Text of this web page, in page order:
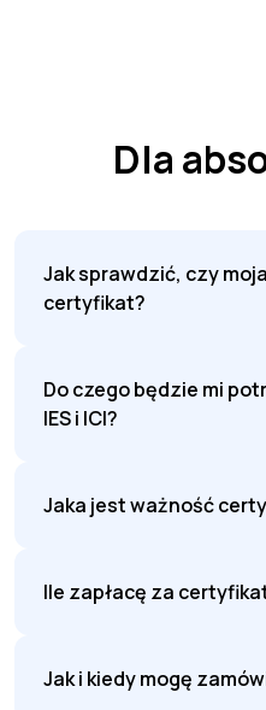
Dla
Jak sprawdzić, czy
certyfikat?
Do czego będzie mi
IES i ICI?
Jaka jest ważność
Ile zapłacę za
Jak i kiedy mogę